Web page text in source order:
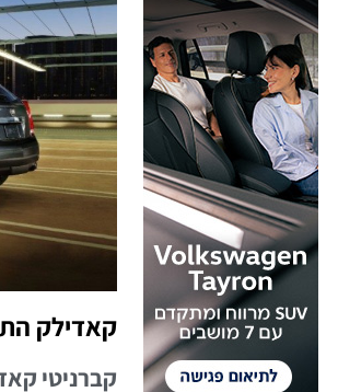
קאדילק
קברניטי